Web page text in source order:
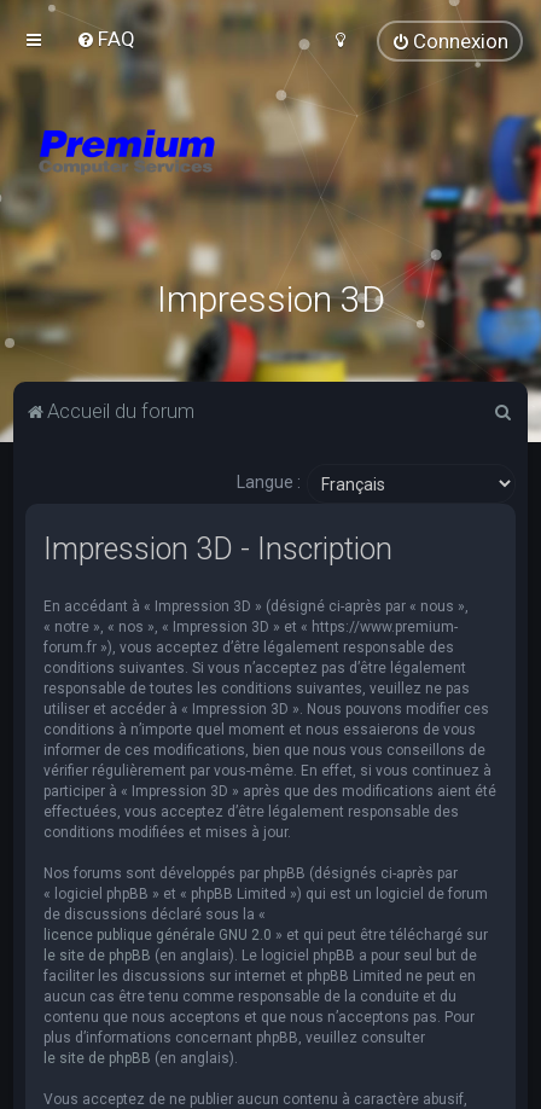
FAQ Connexion
Impression 3D
Accueil du forum
Langue :
Impression 3D - Inscription
En accédant à « Impression 3D » (désigné ci-après par « nous »,
« notre », « nos », « Impression 3D » et « https://www.premium-
forum.fr »), vous acceptez d’être légalement responsable des
conditions suivantes. Si vous n’acceptez pas d’être légalement
responsable de toutes les conditions suivantes, veuillez ne pas
utiliser et accéder à « Impression 3D ». Nous pouvons modifier ces
conditions à n’importe quel moment et nous essaierons de vous
informer de ces modifications, bien que nous vous conseillons de
vérifier régulièrement par vous-même. En effet, si vous continuez à
participer à « Impression 3D » après que des modifications aient été
effectuées, vous acceptez d’être légalement responsable des
conditions modifiées et mises à jour.
Nos forums sont développés par phpBB (désignés ci-après par
« logiciel phpBB » et « phpBB Limited ») qui est un logiciel de forum
de discussions déclaré sous la «
licence publique générale GNU 2.0 » et qui peut être téléchargé sur
le site de phpBB (en anglais). Le logiciel phpBB a pour seul but de
faciliter les discussions sur internet et phpBB Limited ne peut en
aucun cas être tenu comme responsable de la conduite et du
contenu que nous acceptons et que nous n’acceptons pas. Pour
plus d’informations concernant phpBB, veuillez consulter
le site de phpBB (en anglais).
Vous acceptez de ne publier aucun contenu à caractère abusif,